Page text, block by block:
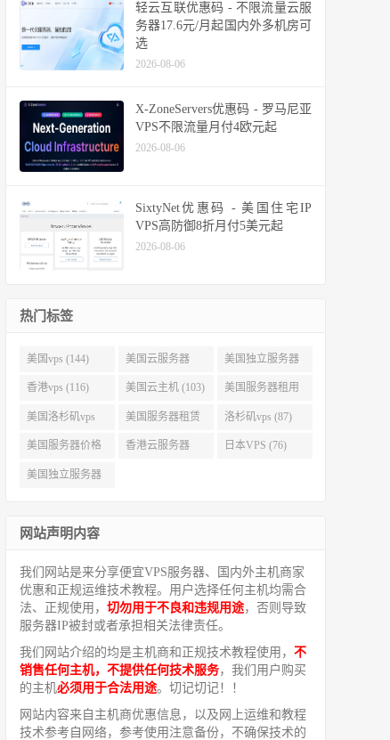
轻云互联优惠码 - 不限流量云服
务器17.6元/月起国内外多机房可
选
2026-08-06
X-ZoneServers优惠码 - 罗马尼亚
VPS不限流量月付4欧元起
2026-08-06
SixtyNet优惠码 - 美国住宅IP
VPS高防御8折月付5美元起
2026-08-06
热门标签
美国vps (144) 美国云服务器
(143)
美国独立服务器
(118)
香港vps (116) 美国云主机 (103) 美国服务器租用
(99)
美国洛杉矶vps
(94)
美国服务器租赁
(91)
洛杉矶vps (87)
美国服务器价格
(82)
香港云服务器 日本VPS (76)
美国独立服务器
网站声明内容
我们网站是来分享便宜VPS服务器、国内外主机商家
优惠和正规运维技术教程。用户选择任何主机均需合
法、正规使用， 切勿用于不良和违规用途，否则导致
服务器IP被封或者承担相关法律责任。
我们网站介绍的均是主机商和正规技术教程使用， 不
销售任何主机，不提供任何技术服务，我们用户购买
的主机必须用于合法用途。切记切记！！
网站内容来自主机商优惠信息，以及网上运维和教程
技术参考自网络，参考使用注意备份，不确保技术的